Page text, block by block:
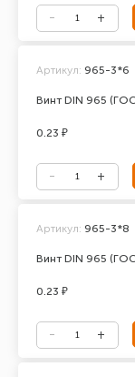
Винт DIN 965
Артикул: 965-3*6
0.23 ₽
Винт DIN 965
Артикул: 965-3*8
0.23 ₽